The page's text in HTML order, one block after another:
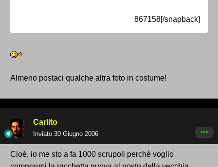
867158[/snapback]
Almeno postaci qualche altra foto in costume!
Carlito
Inviato 30 Giugno 2006
Cioè, io me sto a fa 1000 scrupoli perchè voglio